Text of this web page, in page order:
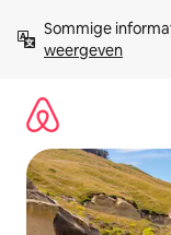
direct
naar
Sommige
weergeven